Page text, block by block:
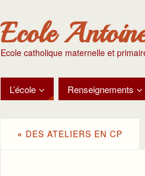
Ecole
Ecole catholique maternelle et
L’école Renseignements
« DES ATELIERS EN CP